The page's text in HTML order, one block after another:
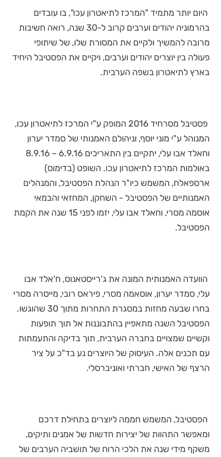
היום יותר מתמיד "המרכז לתיאטרון עכו", בו עובדים
בהרמוניה יהודים וערבים קרוב ל-30 שנה, רואה חשיבות
מרובה להמשיך ולקיים את המסורת שלו, של שיתופי
פעולה בין יוצרים יהודים וערבים, ויקיים את הפסטיבל היחיד
בארץ לתיאטרון בשפה הערבית.
פסטיבל מסרחיד 2016 המופק ע"י המרכז לתיאטרון עכו,
המנוהל ע"י מוני יוסף, וניהולם האמנותי של סמדר יערון
וחאלד אבו עלי, יתקיים בין התאריכים 6.9.16 – 8.9.16
באולמות המרכז לתיאטרון עכו. השופט (בדימוס)
ארספאלח, המשמש כיו"ר הנהלת הפסטיבל, והמנהלים
האמנותיים של הפסטיבל - השחקן, המחזאי והבמאי
אוסמה מסרי, וחאלד אבו עלי, יזמו לפני 15 שנה את הקמת
הפסטיבל.
הוועדה האמנותית המונה את ג'רייסטאנוס, ח'אלד אבו
עלי, סמדר יערון, אוסאמה מסרי, פיראס רובי, מייסרה מסרי
בחרו שבעה מחזות במסגרת התחרות מתוך 30 שהוגשו.
הפסטיבל השנה מתאפיין בהתבוננות אל תוך תופעות
וקשיים שמצויים בחברה הערבית, תוך בדיקה והתעמתות
עם תכנים אלה. העיסוק של היוצרים נע בד"כ על ציר
הרצף של האישי, חברתי ואוניברסלי.
הפסטיבל, המשמש חממה ליוצרים בתחילת דרכם
ומאפשר התהוות של יצירות חדשות של אמנים ותיקים,
משקף מידי שנה את הלכי הרוח של תושביה הערבים של